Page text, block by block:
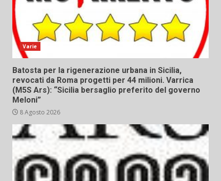
Varie
Batosta per la rigenerazione urbana in Sicilia,
revocati da Roma progetti per 44 milioni. Varrica
(M5S Ars): “Sicilia bersaglio preferito del governo
Meloni”
8 Agosto 2026